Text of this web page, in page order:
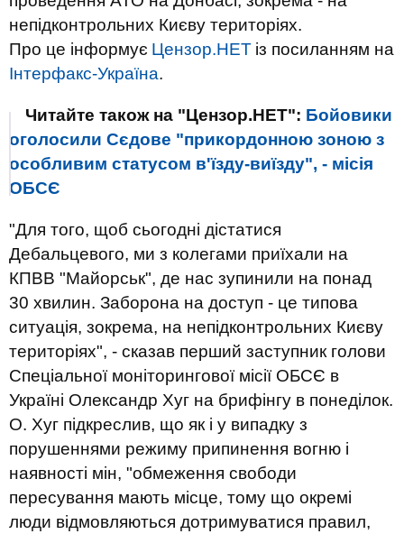
непідконтрольних Києву територіях.
Про це інформує Цензор.НЕТ із посиланням на
Інтерфакс-Україна.
Читайте також на "Цензор.НЕТ": Бойовики
оголосили Сєдове "прикордонною зоною з
особливим статусом в'їзду-виїзду", - місія
ОБСЄ
"Для того, щоб сьогодні дістатися
Дебальцевого, ми з колегами приїхали на
КПВВ "Майорськ", де нас зупинили на понад
30 хвилин. Заборона на доступ - це типова
ситуація, зокрема, на непідконтрольних Києву
територіях", - сказав перший заступник голови
Спеціальної моніторингової місії ОБСЄ в
Україні Олександр Хуг на брифінгу в понеділок.
О. Хуг підкреслив, що як і у випадку з
порушеннями режиму припинення вогню і
наявності мін, "обмеження свободи
пересування мають місце, тому що окремі
люди відмовляються дотримуватися правил,